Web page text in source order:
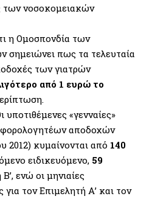
των νοσοκομειακών
η Ομοσπονδία των
σημειώνει πως τα τελευταία
των γιατρών
από 1 ευρώ το
υποτιθέμενες «γενναίες»
φορολογητέων αποδοχών
2012) κυμαίνονται από 140
ειδικευόμενο, 59
ενώ οι μηνιαίες
τον Επιμελητή Α’ και τον